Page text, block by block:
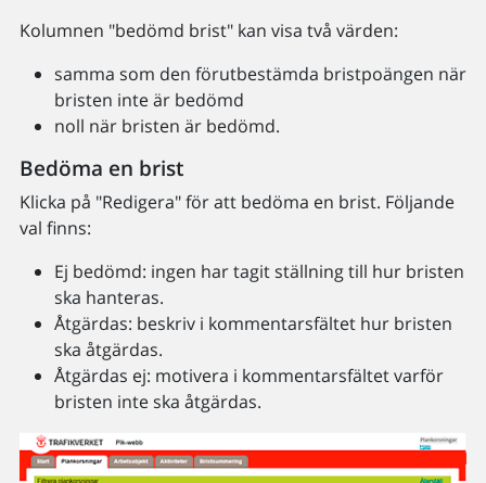
Kolumnen "bedömd brist" kan visa två värden:
samma som den förutbestämda bristpoängen när
bristen inte är bedömd
noll när bristen är bedömd.
Bedöma en brist
Klicka på "Redigera" för att bedöma en brist. Följande
val finns:
Ej bedömd: ingen har tagit ställning till hur bristen
ska hanteras.
Åtgärdas: beskriv i kommentarsfältet hur bristen
ska åtgärdas.
Åtgärdas ej: motivera i kommentarsfältet varför
bristen inte ska åtgärdas.